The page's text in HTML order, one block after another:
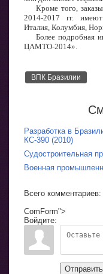
Кроме того,
2014-2017 гг.
Италия, Колумбия,
Более подробная
ЦАМТО-2014».
ВПК Бразилии
Разработка в
КС-390 (2010)
Судостроительная
Военная
Всего комментариев:
ComForm">
Войдите:
Отправить